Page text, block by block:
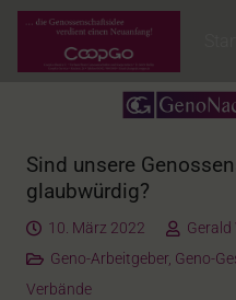
Sind unsere
glaubwürdig?
10. März 2022
Gerald
Geno-Arbeitgeber, Geno-
Verbände